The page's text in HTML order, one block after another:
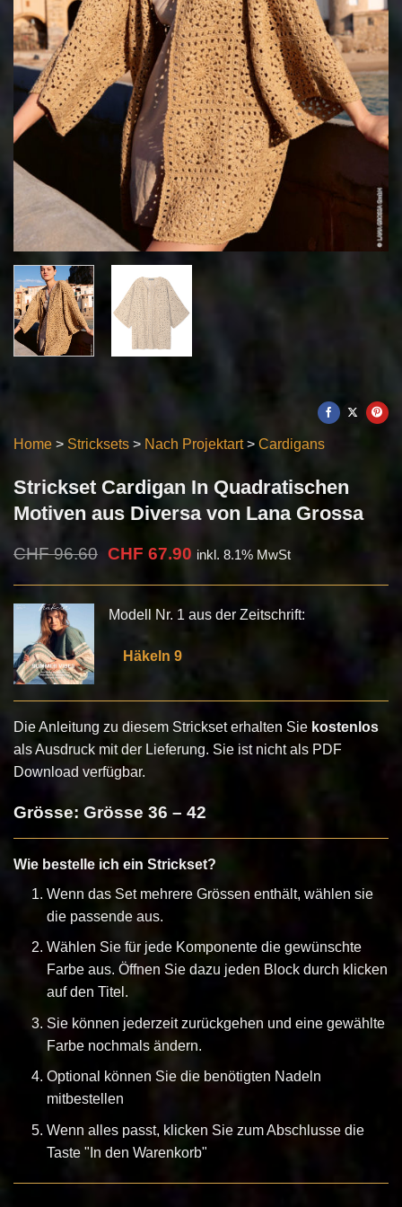
Home > Stricksets > Nach Projektart> Cardigans
Strickset Cardigan In Quadratischen
Motiven aus Diversa von Lana Grossa
CHF96.60 Ursprünglicher
war:
CHF 67.90Aktueller
ist:
inkl. 8.1% MwSt
Modell Nr. 1 aus der Zeitschrift:
Häkeln 9
Die Anleitung zu diesem Strickset erhalten Sie kostenlos
als Ausdruck mit der Lieferung. Sie ist nicht als PDF
Download verfügbar.
Grösse: Grösse 36 – 42
Wie bestelle ich ein Strickset?
Wenn das Set mehrere Grössen enthält, wählen sie
die passende aus.
Wählen Sie für jede Komponente die gewünschte
Farbe aus. Öffnen Sie dazu jeden Block durch klicken
auf den Titel.
Sie können jederzeit zurückgehen und eine gewählte
Farbe nochmals ändern.
Optional können Sie die benötigten Nadeln
mitbestellen
Wenn alles passt, klicken Sie zum Abschlusse die
Taste "In den Warenkorb"